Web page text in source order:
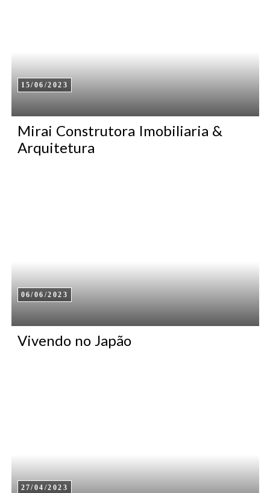
15/06/2023
Mirai Construtora Imobiliaria &
Arquitetura
06/06/2023
Vivendo no Japão
27/04/2023